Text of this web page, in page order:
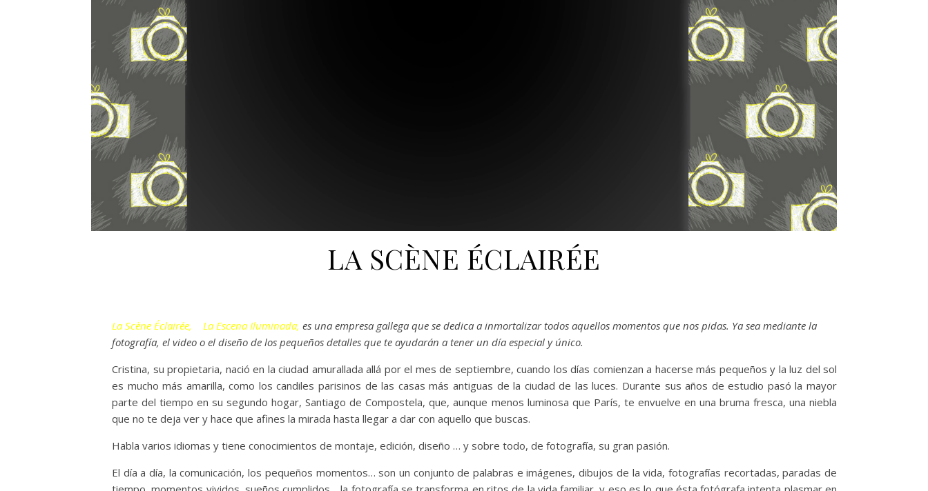
LA SCÈNE ÉCLAIRÉE
La Scène Éclairée, La Escena Iluminada, es una empresa gallega que se dedica a inmortalizar todos aquellos momentos que nos pidas. Ya sea mediante la
fotografía, el video o el diseño de los pequeños detalles que te ayudarán a tener un día especial y único.
Cristina, su propietaria, nació en la ciudad amurallada allá por el mes de septiembre, cuando los días comienzan a hacerse más pequeños y la luz del sol
es mucho más amarilla, como los candiles parisinos de las casas más antiguas de la ciudad de las luces. Durante sus años de estudio pasó la mayor
parte del tiempo en su segundo hogar, Santiago de Compostela, que, aunque menos luminosa que París, te envuelve en una bruma fresca, una niebla
que no te deja ver y hace que afines la mirada hasta llegar a dar con aquello que buscas.
Habla varios idiomas y tiene conocimientos de montaje, edición, diseño … y sobre todo, de fotografía, su gran pasión.
El día a día, la comunicación, los pequeños momentos… son un conjunto de palabras e imágenes, dibujos de la vida, fotografías recortadas, paradas de